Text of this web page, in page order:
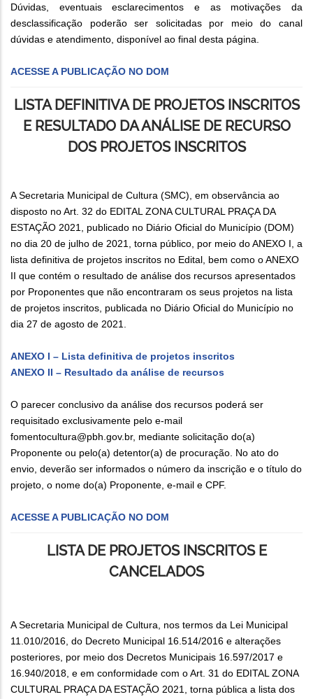
Dúvidas, eventuais esclarecimentos e as motivações da
desclassificação poderão ser solicitadas por meio do canal
dúvidas e atendimento, disponível ao final desta página.
ACESSE A PUBLICAÇÃO NO DOM
LISTA DEFINITIVA DE PROJETOS INSCRITOS
E RESULTADO DA ANÁLISE DE RECURSO
DOS PROJETOS INSCRITOS
A Secretaria Municipal de Cultura (SMC), em observância ao
disposto no Art. 32 do EDITAL ZONA CULTURAL PRAÇA DA
ESTAÇÃO 2021, publicado no Diário Oficial do Município (DOM)
no dia 20 de julho de 2021, torna público, por meio do ANEXO I, a
lista definitiva de projetos inscritos no Edital, bem como o ANEXO
II que contém o resultado de análise dos recursos apresentados
por Proponentes que não encontraram os seus projetos na lista
de projetos inscritos, publicada no Diário Oficial do Município no
dia 27 de agosto de 2021.
ANEXO I – Lista definitiva de projetos inscritos
ANEXO II – Resultado da análise de recursos
O parecer conclusivo da análise dos recursos poderá ser
requisitado exclusivamente pelo e-mail
fomentocultura@pbh.gov.br, mediante solicitação do(a)
Proponente ou pelo(a) detentor(a) de procuração. No ato do
envio, deverão ser informados o número da inscrição e o título do
projeto, o nome do(a) Proponente, e-mail e CPF.
ACESSE A PUBLICAÇÃO NO DOM
LISTA DE PROJETOS INSCRITOS E
CANCELADOS
A Secretaria Municipal de Cultura, nos termos da Lei Municipal
11.010/2016, do Decreto Municipal 16.514/2016 e alterações
posteriores, por meio dos Decretos Municipais 16.597/2017 e
16.940/2018, e em conformidade com o Art. 31 do EDITAL ZONA
CULTURAL PRAÇA DA ESTAÇÃO 2021, torna pública a lista dos